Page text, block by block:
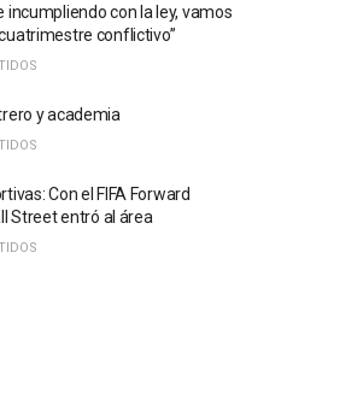
incumpliendo con la ley, vamos
conflictivo”
y academia
Con el FIFA Forward
Street entró al área